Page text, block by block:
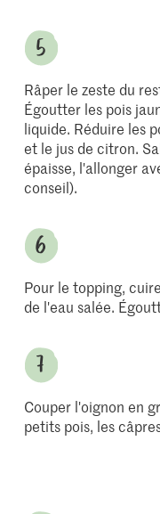
Râper le zeste du
Égoutter les pois
liquide. Réduire les
et le jus de citron.
épaisse, l'allonger
conseil).
Pour le topping,
de l'eau salée.
Couper l'oignon en
petits pois, les